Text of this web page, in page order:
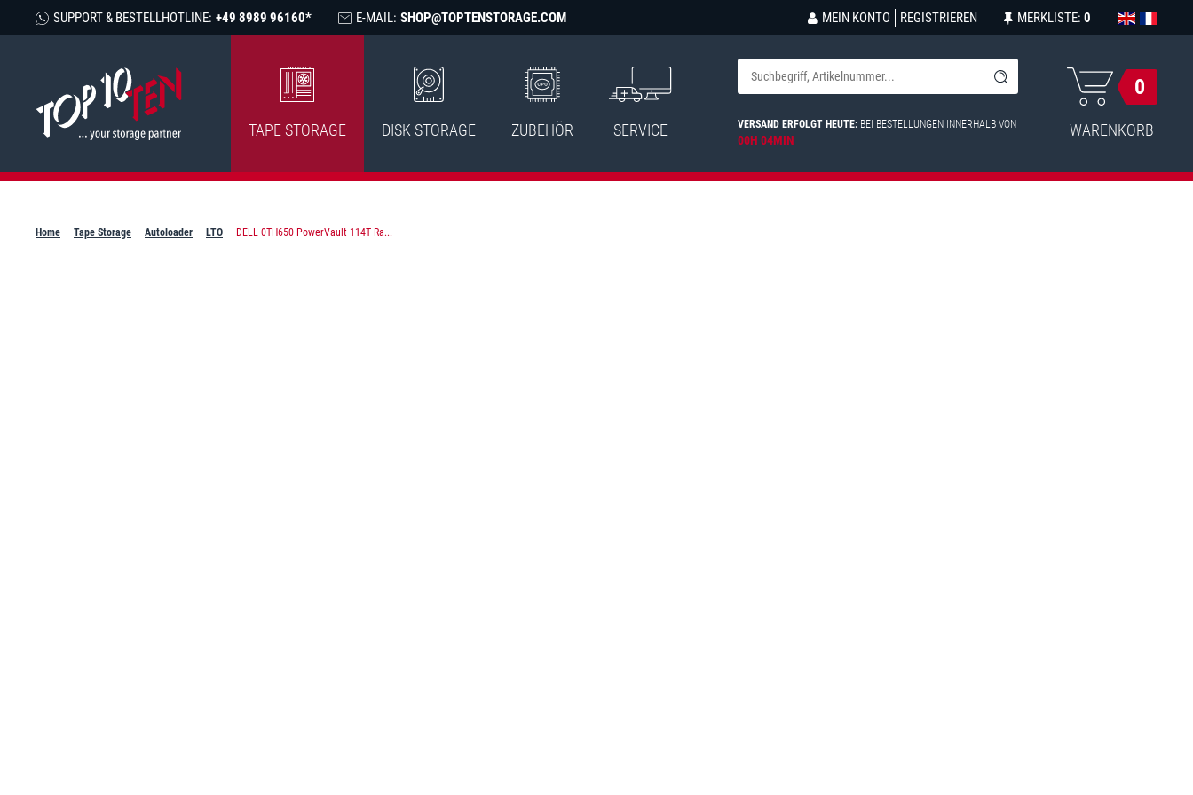
SUPPORT & BESTELLHOTLINE: +49 8989 96160* E-MAIL: SHOP@TOPTENSTORAGE.COM MEIN KONTO REGISTRIEREN MERKLISTE: 0
TAPE STORAGE DISK STORAGE ZUBEHÖR SERVICE VERSAND ERFOLGT HEUTE: BEI BESTELLUNGEN INNERHALB VON
00H 04MIN
0
WARENKORB
Home Tape Storage Autoloader LTO DELL 0TH650 PowerVault 114T Ra...